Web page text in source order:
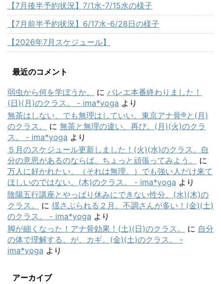
【7月後半予約状況】7/1水-7/15水の様子
【7月前半予約状況】6/17水-6/28日の様子
【2026年7月スケジュール】
最近のコメント
弱虫から何を学ぼうか。 に バレエ本番終わりました！
(日)(月)のクラス。 - ima*yoga より
無茶はしない、でも無理はしていい。東京アナ骨®と(月)
のクラス。
に 無茶と無理の違い、再び。(月)(火)のクラ
ス。 - ima*yoga より
５月のスケジュール更新しました！(火)(水)のクラス。自
分の意思があるのならば、ちょっと頑張ってみよう。
に
万人に好かれたい。（それは無理。）でも強い人だけ来て
ほしいのではない。(木)のクラス。 - ima*yoga より
陰陽五行講座とやっぱり休みにできない性分、(水)(木)の
クラス。
に 揺さぶられる２月。不調さんが多い！(金)(土)
のクラス。 - ima*yoga より
脚が細くなった！アナ骨効果！(土)(日)のクラス。
に 自分
の体で理解する、が、カギ。(金)(土)のクラス。 -
ima*yoga より
アーカイブ